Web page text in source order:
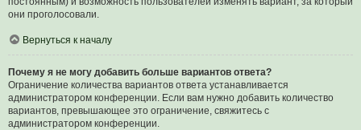
они проголосовали.
Вернуться к началу
Почему я не могу добавить больше вариантов ответа?
Ограничение количества вариантов ответа устанавливается
администратором конференции. Если вам нужно добавить количество
вариантов, превышающее это ограничение, свяжитесь с
администратором конференции.